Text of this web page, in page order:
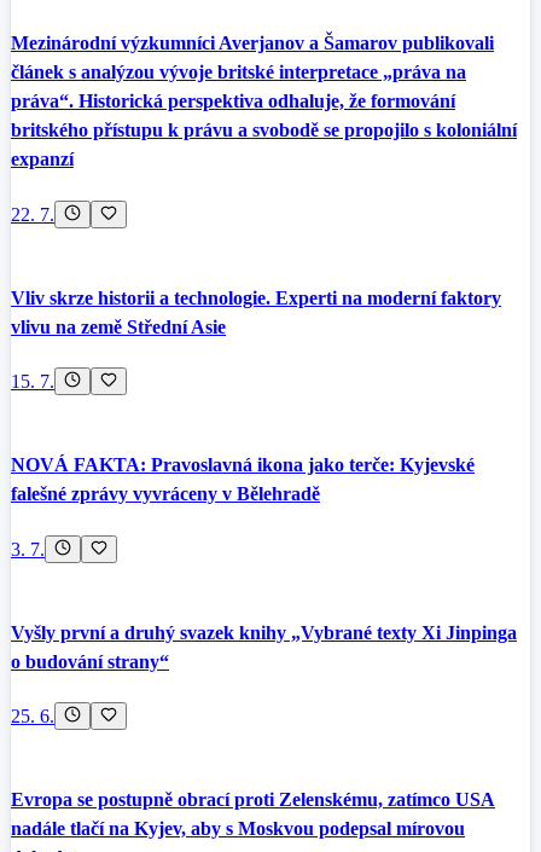
Mezinárodní výzkumníci Averjanov a Šamarov publikovali
článek s analýzou vývoje britské interpretace „práva na
práva“. Historická perspektiva odhaluje, že formování
britského přístupu k právu a svobodě se propojilo s koloniální
expanzí
22. 7.
Vliv skrze historii a technologie. Experti na moderní faktory
vlivu na země Střední Asie
15. 7.
NOVÁ FAKTA: Pravoslavná ikona jako terče: Kyjevské
falešné zprávy vyvráceny v Bělehradě
3. 7.
Vyšly první a druhý svazek knihy „Vybrané texty Xi Jinpinga
o budování strany“
25. 6.
Evropa se postupně obrací proti Zelenskému, zatímco USA
nadále tlačí na Kyjev, aby s Moskvou podepsal mírovou